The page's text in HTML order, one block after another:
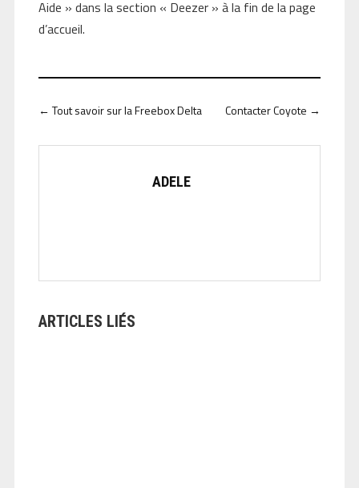
Aide » dans la section « Deezer » à la fin de la page
d’accueil.
← Tout savoir sur la Freebox Delta Contacter Coyote →
ADELE
ARTICLES LIÉS